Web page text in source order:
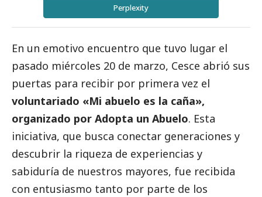
Perplexity
En un emotivo encuentro que tuvo lugar el
pasado miércoles 20 de marzo, Cesce abrió sus
puertas para recibir por primera vez el
voluntariado «Mi abuelo es la caña»,
organizado por Adopta un Abuelo. Esta
iniciativa, que busca conectar generaciones y
descubrir la riqueza de experiencias y
sabiduría de nuestros mayores, fue recibida
con entusiasmo tanto por parte de los